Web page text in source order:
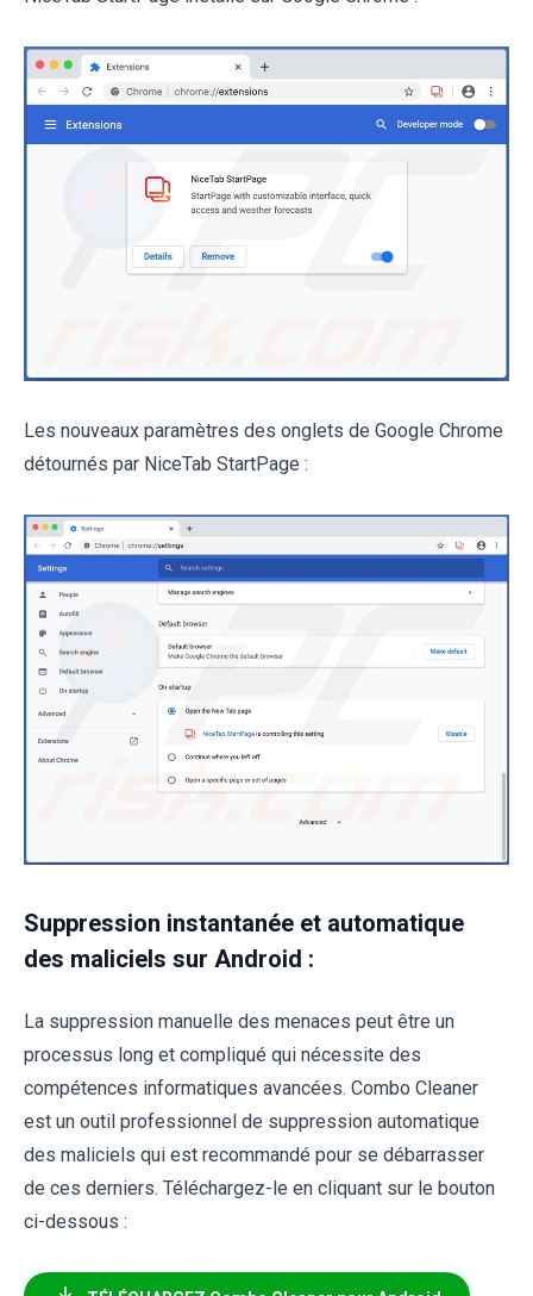
Les nouveaux paramètres des onglets de Google Chrome
détournés par NiceTab StartPage :
Suppression instantanée et automatique
des maliciels sur Android :
La suppression manuelle des menaces peut être un
processus long et compliqué qui nécessite des
compétences informatiques avancées. Combo Cleaner
est un outil professionnel de suppression automatique
des maliciels qui est recommandé pour se débarrasser
de ces derniers. Téléchargez-le en cliquant sur le bouton
ci-dessous :